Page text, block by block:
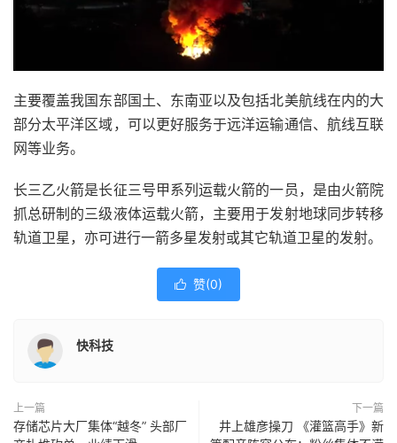
主要覆盖我国东部国土、东南亚以及包括北美航线在内的大
部分太平洋区域，可以更好服务于远洋运输通信、航线互联
网等业务。
长三乙火箭是长征三号甲系列运载火箭的一员，是由火箭院
抓总研制的三级液体运载火箭，主要用于发射地球同步转移
轨道卫星，亦可进行一箭多星发射或其它轨道卫星的发射。
 赞(0)
快科技
上一篇
存储芯片大厂集体“越冬” 头部厂
下一篇
井上雄彦操刀 《灌篮高手》新